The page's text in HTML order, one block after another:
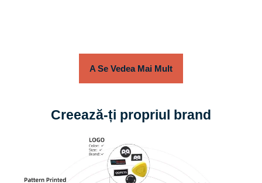
A Se Vedea Mai Mult
Creează-ți propriul brand